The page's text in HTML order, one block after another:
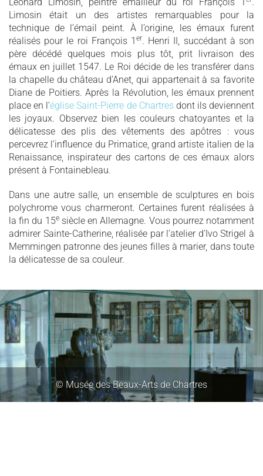
Limosin était un des artistes remarquables pour la
technique de l’émail peint. À l’origine, les émaux furent
réalisés pour le roi François 1 er. Henri II, succédant à son
père décédé quelques mois plus tôt, prit livraison des
émaux en juillet 1547. Le Roi décide de les transférer dans
la chapelle du château d’Anet, qui appartenait à sa favorite
Diane de Poitiers. Après la Révolution, les émaux prennent
place en l’église Saint-Pierre de Chartresdont ils deviennent
les joyaux. Observez bien les couleurs chatoyantes et la
délicatesse des plis des vêtements des apôtres : vous
percevrez l’influence du Primatice, grand artiste italien de la
Renaissance, inspirateur des cartons de ces émaux alors
présent à Fontainebleau.
Dans une autre salle, un ensemble de sculptures en bois
polychrome vous charmeront. Certaines furent réalisées à
la fin du 15esiècle en Allemagne. Vous pourrez notamment
admirer Sainte-Catherine, réalisée par l’atelier d’Ivo Strigel à
Memmingen patronne des jeunes filles à marier, dans toute
la délicatesse de sa couleur.
© Musée des Beaux-Arts de Chartres